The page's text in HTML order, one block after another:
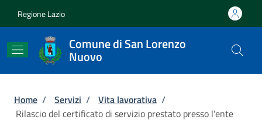
Regione Lazio
Comune di San Lorenzo
Nuovo
Briciole di pane
Home / Servizi / Vita lavorativa /
Rilascio del certificato di servizio prestato presso l'ente